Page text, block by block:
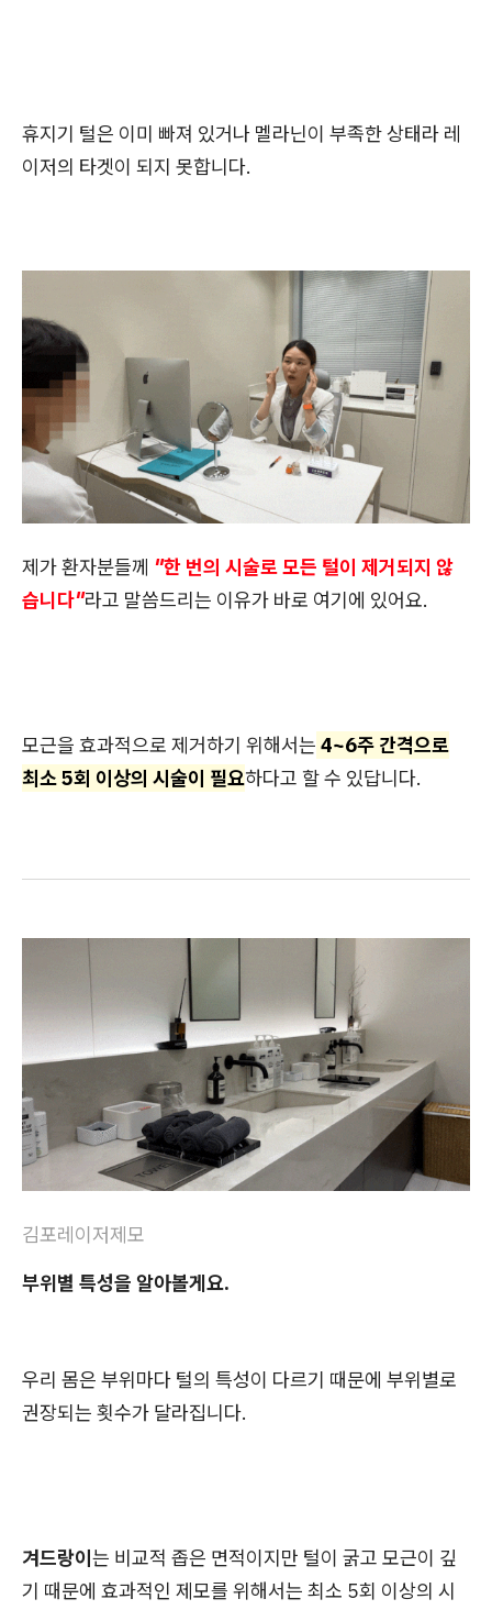
휴지기 털은 이미 빠져 있거나 멜라닌이 부족한 상태라 레
이저의 타겟이 되지 못합니다.
제가 환자분들께 "한 번의 시술로 모든 털이 제거되지 않
습니다"라고 말씀드리는 이유가 바로 여기에 있어요.
모근을 효과적으로 제거하기 위해서는 4~6주 간격으로
최소 5회 이상의 시술이 필요하다고 할 수 있답니다.
김포레이저제모
부위별 특성을 알아볼게요.
우리 몸은 부위마다 털의 특성이 다르기 때문에 부위별로
권장되는 횟수가 달라집니다.
겨드랑이는 비교적 좁은 면적이지만 털이 굵고 모근이 깊
기 때문에 효과적인 제모를 위해서는 최소 5회 이상의 시